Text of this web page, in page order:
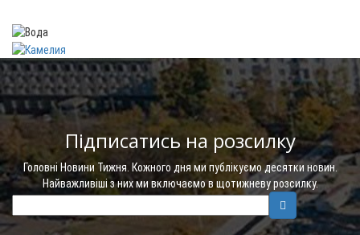
Підписатись на розсилку
Головні Новини Тижня. Кожного дня ми публікуємо десятки новин.
Найважливіші з них ми включаємо в щотижневу розсилку.